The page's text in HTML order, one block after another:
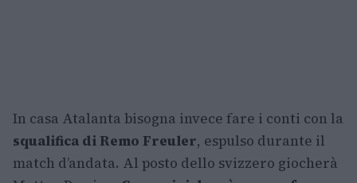
In casa Atalanta bisogna invece fare i conti con la
squalifica di Remo Freuler, espulso durante il
match d’andata. Al posto dello svizzero giocherà